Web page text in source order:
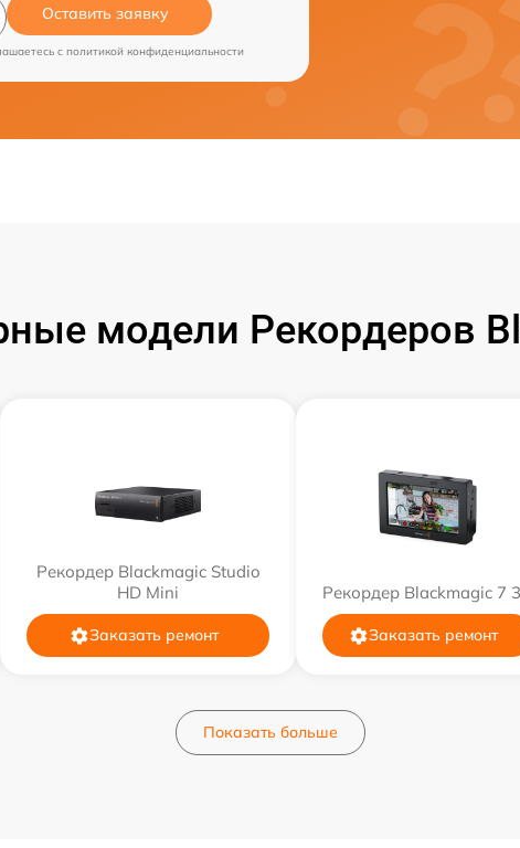
Оставить заявку
c политикой конфиденциальности
модели Рекордеров
Рекордер Blackmagic Studio
HD Mini
Заказать ремонт
Рекордер Blackmagic 7
Заказать ремонт
Показать больше